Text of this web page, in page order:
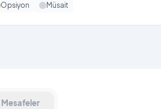
Opsiyon Müsait
Mesafeler